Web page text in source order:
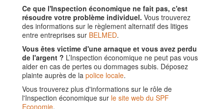
Ce que l'Inspection économique ne fait pas, c'est
résoudre votre problème individuel. Vous trouverez
des informations sur le règlement alternatif des litiges
entre entreprises sur BELMED.
Vous êtes victime d'une arnaque et vous avez perdu
de l'argent ? L’Inspection économique ne peut pas vous
aider en cas de pertes ou dommages subis. Déposez
plainte auprès de la police locale.
Vous trouverez plus d'informations sur le rôle de
l'Inspection économique sur le site web du SPF
Economie.